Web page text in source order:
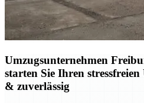
Umzugsunternehmen
starten Sie Ihren
& zuverlässig